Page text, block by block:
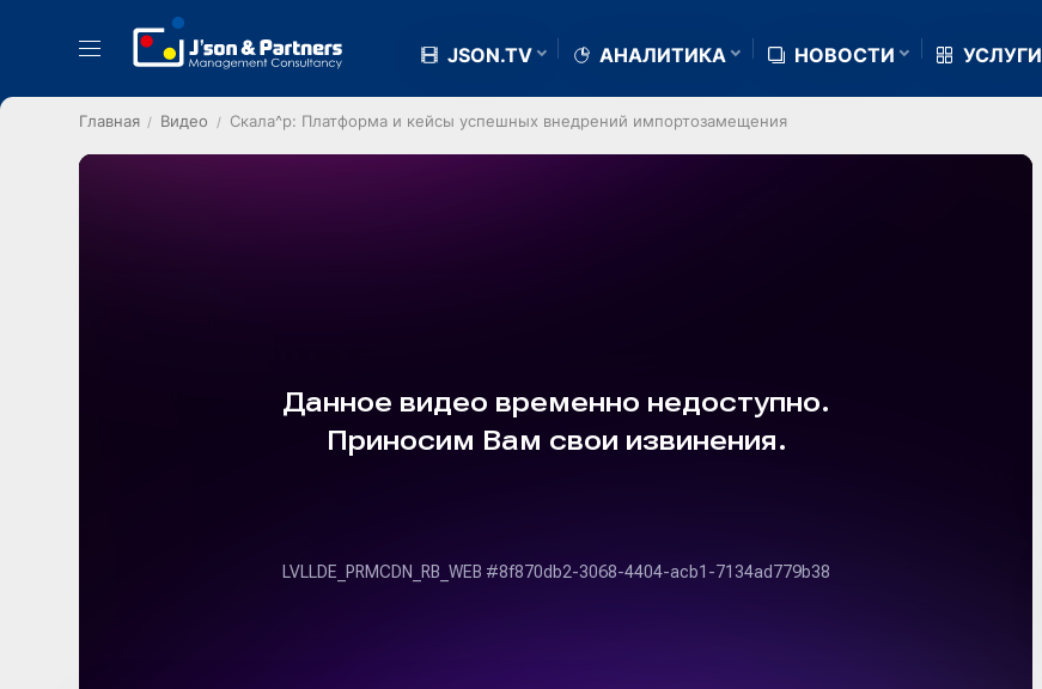
JSON.TV АНАЛИТИКА НОВОСТИ УСЛУГИ
Главная Видео Скала^р: Платформа и кейсы успешных внедрений импортозамещения